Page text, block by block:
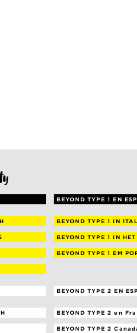
BEYOND TYPE 1 EN
BEYOND TYPE 1IN
BEYOND TYPE 1IN HET
BEYOND TYPE 1EM
BEYOND TYPE 2 EN
BEYOND TYPE 2en
BEYOND TYPE 2